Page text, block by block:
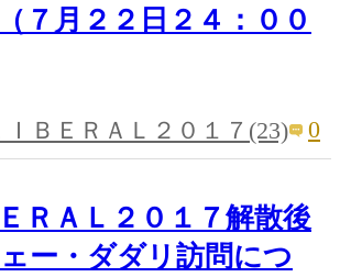
７月２２日２４：００
ＩＢＥＲＡＬ２０１７(23) 0
ＲＡＬ２０１７解散後
ー・ダダリ訪問につ